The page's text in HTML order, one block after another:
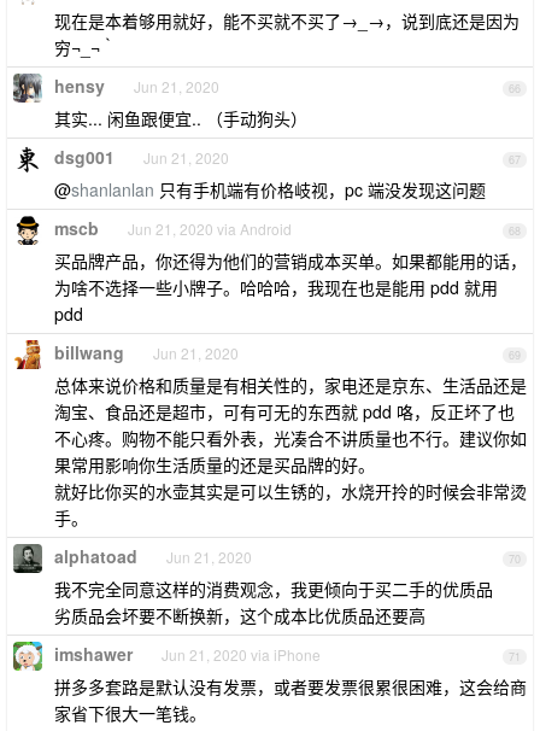
现在是本着够用就好，能不买就不买了→_→，说到底还是因为
穷¬_¬｀
66
hensy Jun 21, 2020
其实... 闲鱼跟便宜.. （手动狗头）
67
dsg001 Jun 21, 2020
@shanlanlan 只有手机端有价格岐视，pc 端没发现这问题
68
mscb Jun 21, 2020 via Android
买品牌产品，你还得为他们的营销成本买单。如果都能用的话，
为啥不选择一些小牌子。哈哈哈，我现在也是能用 pdd 就用
pdd
69
billwang Jun 21, 2020
总体来说价格和质量是有相关性的，家电还是京东、生活品还是
淘宝、食品还是超市，可有可无的东西就 pdd 咯，反正坏了也
不心疼。购物不能只看外表，光凑合不讲质量也不行。建议你如
果常用影响你生活质量的还是买品牌的好。
就好比你买的水壶其实是可以生锈的，水烧开拎的时候会非常烫
手。
70
alphatoad Jun 21, 2020
我不完全同意这样的消费观念，我更倾向于买二手的优质品
劣质品会坏要不断换新，这个成本比优质品还要高
71
imshawer Jun 21, 2020 via iPhone
拼多多套路是默认没有发票，或者要发票很累很困难，这会给商
家省下很大一笔钱。